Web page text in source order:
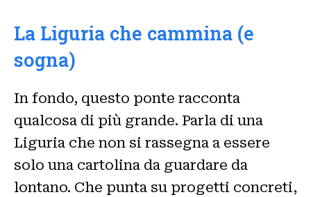
La Liguria che cammina (e
sogna)
In fondo, questo ponte racconta
qualcosa di più grande. Parla di una
Liguria che non si rassegna a essere
solo una cartolina da guardare da
lontano. Che punta su progetti concreti,